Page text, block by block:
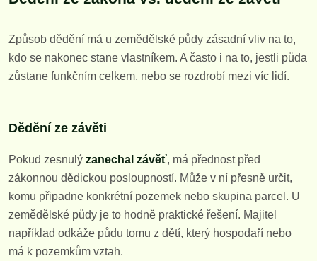
Způsob dědění má u zemědělské půdy zásadní vliv na to,
kdo se nakonec stane vlastníkem. A často i na to, jestli půda
zůstane funkčním celkem, nebo se rozdrobí mezi víc lidí.
Dědění ze závěti
Pokud zesnulý zanechal závěť, má přednost před
zákonnou dědickou posloupností. Může v ní přesně určit,
komu připadne konkrétní pozemek nebo skupina parcel. U
zemědělské půdy je to hodně praktické řešení. Majitel
například odkáže půdu tomu z dětí, který hospodaří nebo
má k pozemkům vztah.